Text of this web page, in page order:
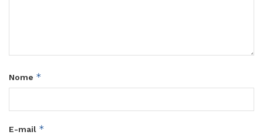
Nome *
E-mail *